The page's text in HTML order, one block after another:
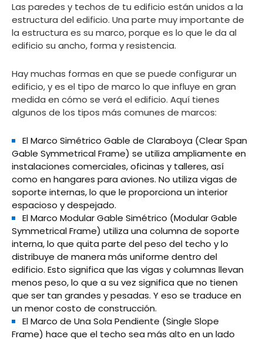
Las paredes y techos de tu edificio están unidos a la
estructura del edificio. Una parte muy importante de
la estructura es su marco, porque es lo que le da al
edificio su ancho, forma y resistencia.
Hay muchas formas en que se puede configurar un
edificio, y es el tipo de marco lo que influye en gran
medida en cómo se verá el edificio. Aquí tienes
algunos de los tipos más comunes de marcos:
El Marco Simétrico Gable de Claraboya (Clear Span
Gable Symmetrical Frame) se utiliza ampliamente en
instalaciones comerciales, oficinas y talleres, así
como en hangares para aviones. No utiliza vigas de
soporte internas, lo que le proporciona un interior
espacioso y despejado.
El Marco Modular Gable Simétrico (Modular Gable
Symmetrical Frame) utiliza una columna de soporte
interna, lo que quita parte del peso del techo y lo
distribuye de manera más uniforme dentro del
edificio. Esto significa que las vigas y columnas llevan
menos peso, lo que a su vez significa que no tienen
que ser tan grandes y pesadas. Y eso se traduce en
un menor costo de construcción.
El Marco de Una Sola Pendiente (Single Slope
Frame) hace que el techo sea más alto en un lado